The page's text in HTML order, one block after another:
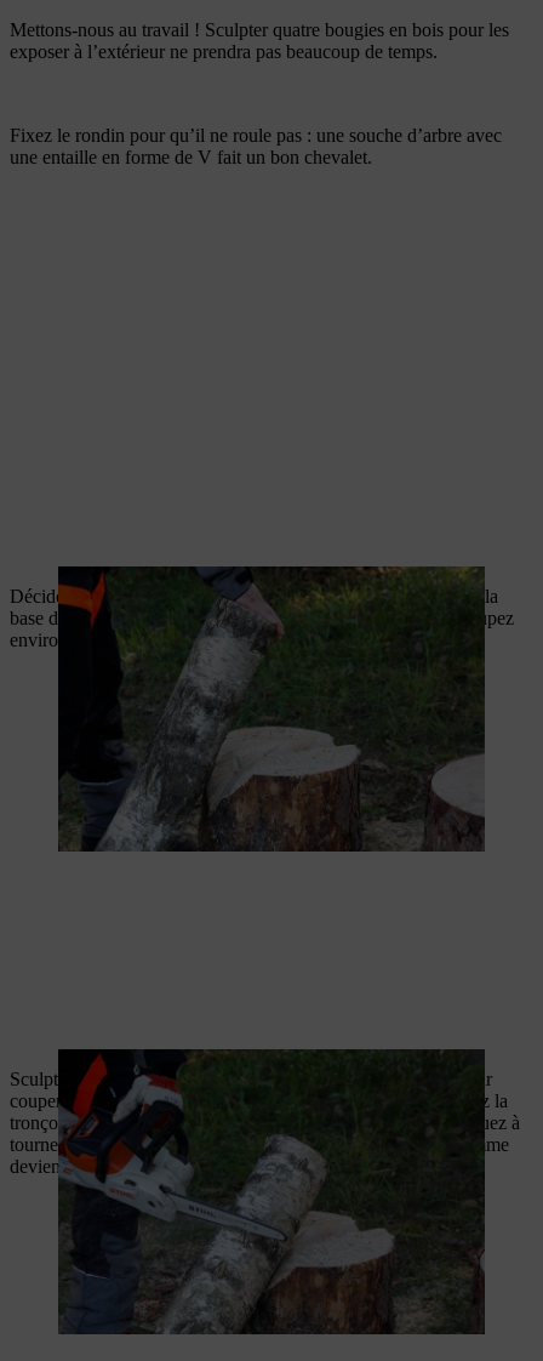
Mettons-nous au travail ! Sculpter quatre bougies en bois pour les
exposer à l’extérieur ne prendra pas beaucoup de temps.
Fixez le rondin pour qu’il ne roule pas : une souche d’arbre avec
une entaille en forme de V fait un bon chevalet.
Décidez de la hauteur de la flamme de votre bougie. Marquez la
base de la flamme avec une entaille tout autour du rondin. Coupez
environ un quart du bois, la partie centrale sera la mèche.
Sculptez lentement la flamme de votre bougie. Commencez par
couper un coin pour former la pointe de la flamme, puis guidez la
tronçonneuse vers la ligne que vous avez déjà coupée. Continuez à
tourner et à sculpter la pièce jusqu’à ce que la forme de la flamme
devienne nette.